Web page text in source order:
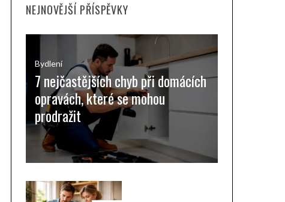
c
NEJNOVĚJŠÍ PŘÍSPĚVKY
Bydlení
7 nejčastějších chyb při domácích
opravách, které se mohou
prodražit